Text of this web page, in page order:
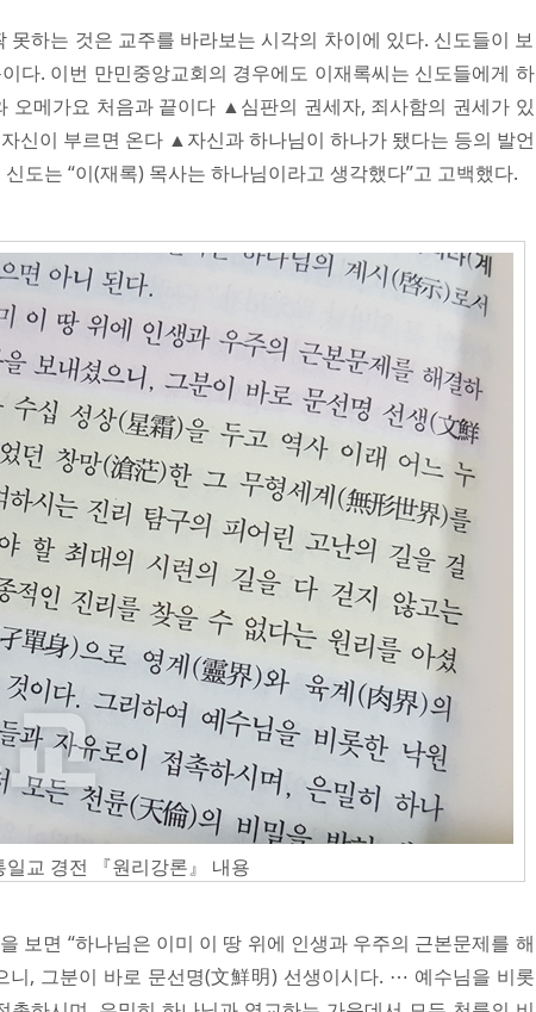
못하는 것은 교주를 바라보는 시각의 차이에 있다. 신도들이 보
다. 이번 만민중앙교회의 경우에도 이재록씨는 신도들에게 하
오메가요 처음과 끝이다 ▲심판의 권세자, 죄사함의 권세가 있
신이 부르면 온다 ▲자신과 하나님이 하나가 됐다는 등의 발언
도는 “이(재록) 목사는 하나님이라고 생각했다”고 고백했다.
교 경전 『원리강론』 내용
보면 “하나님은 이미 이 땅 위에 인생과 우주의 근본문제를 해
니, 그분이 바로 문선명(文鮮明) 선생이시다. ⋯ 예수님을 비롯